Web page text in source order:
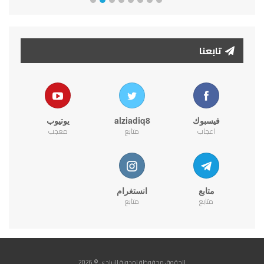
تابعنا
فيسبوك
اعجاب
alziadiq8
متابع
يوتيوب
معجب
متابع
متابع
انستغرام
متابع